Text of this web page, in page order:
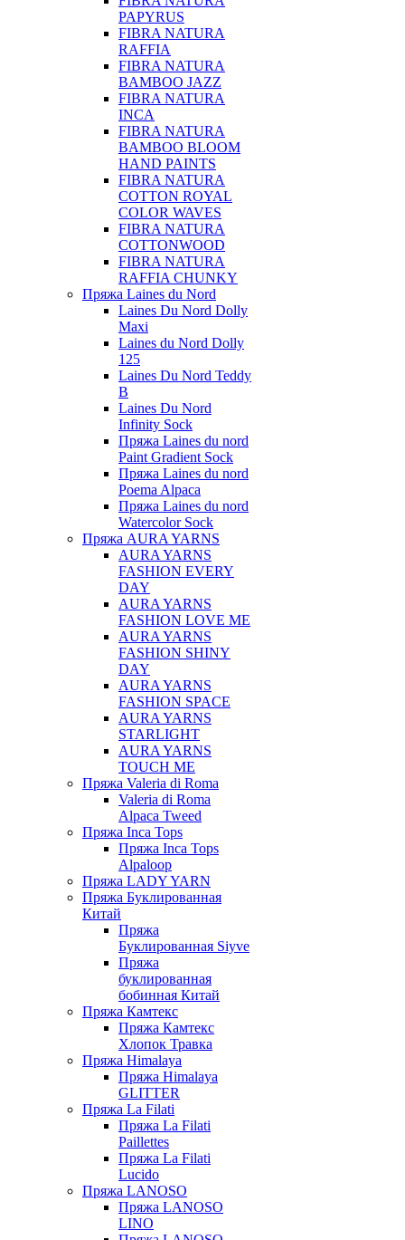
PAPYRUS
FIBRA NATURA
RAFFIA
FIBRA NATURA
BAMBOO JAZZ
FIBRA NATURA
INCA
FIBRA NATURA
BAMBOO BLOOM
HAND PAINTS
FIBRA NATURA
COTTON ROYAL
COLOR WAVES
FIBRA NATURA
COTTONWOOD
FIBRA NATURA
RAFFIA CHUNKY
Пряжа Laines du Nord
Laines Du Nord Dolly
Maxi
Laines du Nord Dolly
125
Laines Du Nord Teddy
B
Laines Du Nord
Infinity Sock
Пряжа Laines du nord
Paint Gradient Sock
Пряжа Laines du nord
Poema Alpaca
Пряжа Laines du nord
Watercolor Sock
Пряжа AURA YARNS
AURA YARNS
FASHION EVERY
DAY
AURA YARNS
FASHION LOVE ME
AURA YARNS
FASHION SHINY
DAY
AURA YARNS
FASHION SPACE
AURA YARNS
STARLIGHT
AURA YARNS
TOUCH ME
Пряжа Valeria di Roma
Valeria di Roma
Alpaca Tweed
Пряжа Inca Tops
Пряжа Inca Tops
Alpaloop
Пряжа LADY YARN
Пряжа Буклированная
Китай
Пряжа
Буклированная Siyve
Пряжа
буклированная
бобинная Китай
Пряжа Камтекс
Пряжа Камтекс
Хлопок Травка
Пряжа Himalaya
Пряжа Himalaya
GLITTER
Пряжа La Filati
Пряжа La Filati
Paillettes
Пряжа La Filati
Lucido
Пряжа LANOSO
Пряжа LANOSO
LINO